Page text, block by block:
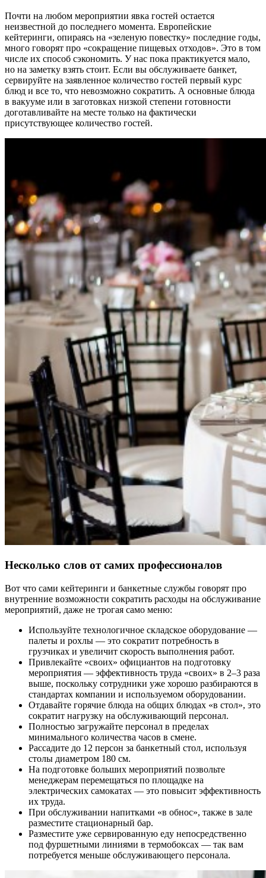
Почти на любом мероприятии явка гостей остается
неизвестной до последнего момента. Европейские
кейтеринги, опираясь на «зеленую повестку» последние годы,
много говорят про «сокращение пищевых отходов». Это в том
числе их способ сэкономить. У нас пока практикуется мало,
но на заметку взять стоит. Если вы обслуживаете банкет,
сервируйте на заявленное количество гостей первый курс
блюд и все то, что невозможно сократить. А основные блюда
в вакууме или в заготовках низкой степени готовности
доготавливайте на месте только на фактически
присутствующее количество гостей.
Несколько слов от самих профессионалов
Вот что сами кейтеринги и банкетные службы говорят про
внутренние возможности сократить расходы на обслуживание
мероприятий, даже не трогая само меню:
Используйте технологичное складское оборудование —
палеты и рохлы — это сократит потребность в
грузчиках и увеличит скорость выполнения работ.
Привлекайте «своих» официантов на подготовку
мероприятия — эффективность труда «своих» в 2–3 раза
выше, поскольку сотрудники уже хорошо разбираются в
стандартах компании и используемом оборудовании.
Отдавайте горячие блюда на общих блюдах «в стол», это
сократит нагрузку на обслуживающий персонал.
Полностью загружайте персонал в пределах
минимального количества часов в смене.
Рассадите до 12 персон за банкетный стол, используя
столы диаметром 180 см.
На подготовке больших мероприятий позвольте
менеджерам перемещаться по площадке на
электрических самокатах — это повысит эффективность
их труда.
При обслуживании напитками «в обнос», также в зале
разместите стационарный бар.
Разместите уже сервированную еду непосредственно
под фуршетными линиями в термобоксах — так вам
потребуется меньше обслуживающего персонала.